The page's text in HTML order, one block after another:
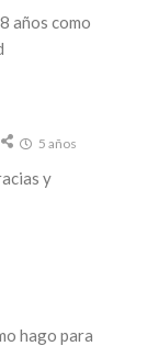
años como
5 años
y
hago para